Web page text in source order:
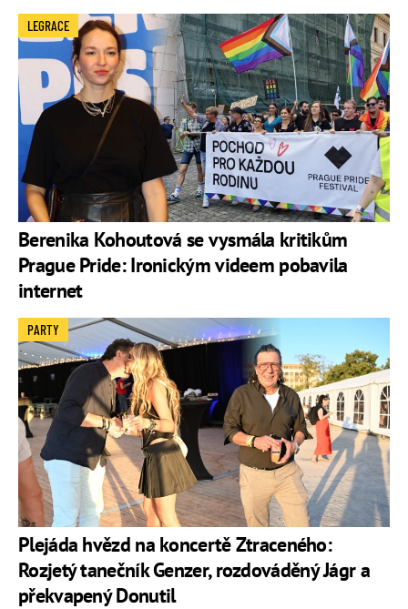
Berenika Kohoutová se vysmála kritikům
Prague Pride: Ironickým videem pobavila
internet
LEGRACE
Plejáda hvězd na koncertě Ztraceného:
Rozjetý tanečník Genzer, rozdováděný Jágr a
překvapený Donutil
PARTY